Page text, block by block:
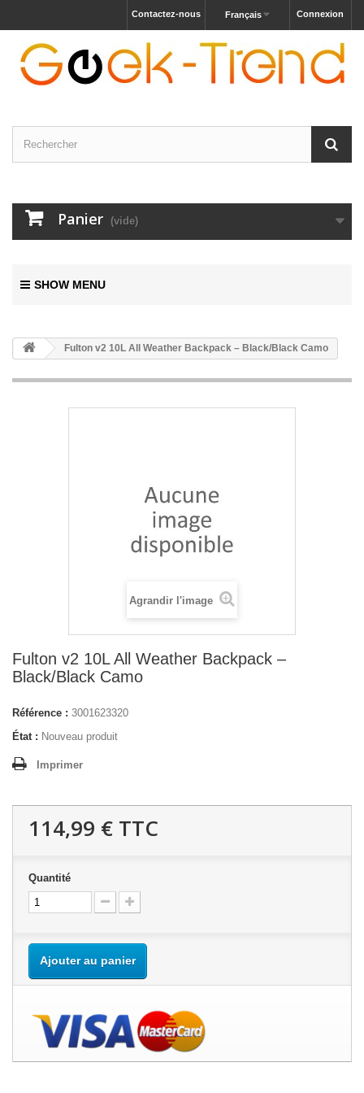
Connexion
Français
Contactez-nous
Panier (vide)
SHOW MENU
Fulton v2 10L All Weather Backpack – Black/Black Camo
Agrandir l'image
Fulton v2 10L All Weather Backpack –
Black/Black Camo
Référence : 3001623320
État : Nouveau produit
Imprimer
114,99 € TTC
Quantité
Ajouter au panier